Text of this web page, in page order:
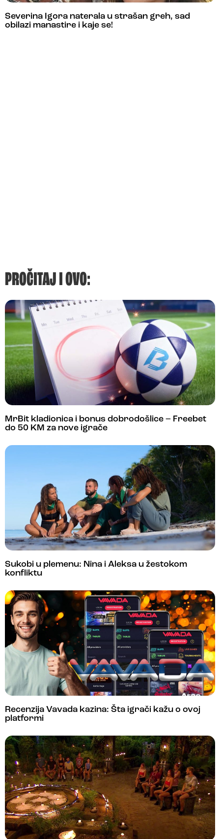
Severina Igora naterala u strašan greh, sad
obilazi manastire i kaje se!
PROČITAJ I OVO:
MrBit kladionica i bonus dobrodošlice – Freebet
do 50 KM za nove igrače
Sukobi u plemenu: Nina i Aleksa u žestokom
konfliktu
Recenzija Vavada kazina: Šta igrači kažu o ovoj
platformi